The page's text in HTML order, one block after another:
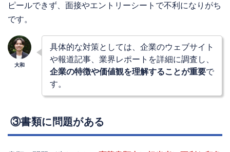
ピールできず、面接やエントリーシートで不利になりがち
です。
具体的な対策としては、企業のウェブサイト
や報道記事、業界レポートを詳細に調査し、
企業の特徴や価値観を理解することが重要で
す。
③書類に問題がある